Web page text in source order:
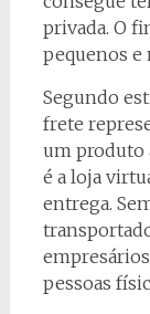
privada. O
pequenos e
Segundo
frete
um produto
é a loja
entrega.
pessoas